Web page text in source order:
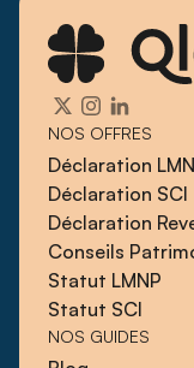
NOS OFFRES
Déclaration
Déclaration SCI
Déclaration
Conseils
Statut LMNP
Statut SCI
NOS GUIDES